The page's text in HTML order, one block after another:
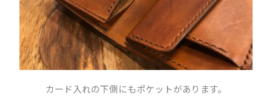
カード入れの下側にもポケットがあります。